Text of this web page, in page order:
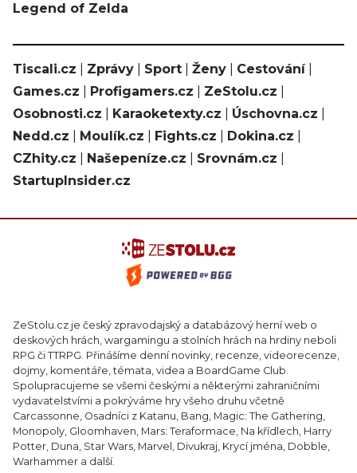
Legend of Zelda
Tiscali.cz Zprávy Sport Ženy Cestování|
Games.cz
Profigamers.cz ZeStolu.cz
Osobnosti.cz
Karaoketexty.cz Úschovna.cz
Nedd.cz
Moulík.cz Fights.cz Dokina.cz
CZhity.cz
Našepeníze.cz Srovnám.cz
StartupInsider.cz
ZeStolu.cz je český zpravodajský a databázový herní web o
deskových hrách, wargamingu a stolních hrách na hrdiny neboli
RPG či TTRPG. Přinášíme denní novinky, recenze, videorecenze,
dojmy, komentáře, témata, videa a BoardGame Club.
Spolupracujeme se všemi českými a některými zahraničními
vydavatelstvími a pokrýváme hry všeho druhu včetně
Carcassonne, Osadníci z Katanu, Bang, Magic: The Gathering,
Monopoly, Gloomhaven, Mars: Teraformace, Na křídlech, Harry
Potter, Duna, Star Wars, Marvel, Divukraj, Krycí jména, Dobble,
Warhammer a další.